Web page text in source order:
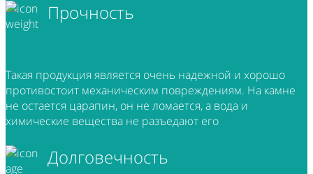
Прочность
Такая продукция является очень надежной и хорошо
противостоит механическим повреждениям. На камне
не остается царапин, он не ломается, а вода и
химические вещества не разъедают его
Долговечность